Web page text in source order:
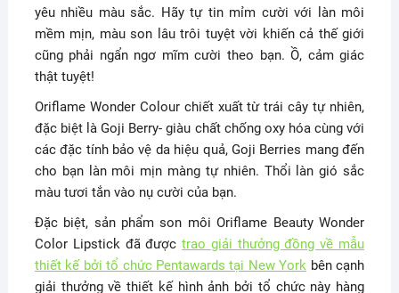
yêu nhiều màu sắc. Hãy tự tin mỉm cười với làn môi
mềm mịn, màu son lâu trôi tuyệt vời khiến cả thế giới
cũng phải ngẩn ngơ mĩm cười theo bạn. Ồ, cảm giác
thật tuyệt!
Oriflame Wonder Colour chiết xuất từ trái cây tự nhiên,
đặc biệt là Goji Berry- giàu chất chống oxy hóa cùng với
các đặc tính bảo vệ da hiệu quả, Goji Berries mang đến
cho bạn làn môi mịn màng tự nhiên. Thổi làn gió sắc
màu tươi tắn vào nụ cười của bạn.
Đặc biệt, sản phẩm son môi Oriflame Beauty Wonder
Color Lipstick đã đượctrao giải thưởng đồng về mẫu
thiết kế bởi tổ chức Pentawards tại New York bên cạnh
giải thưởng về thiết kế hình ảnh bởi tổ chức này hàng